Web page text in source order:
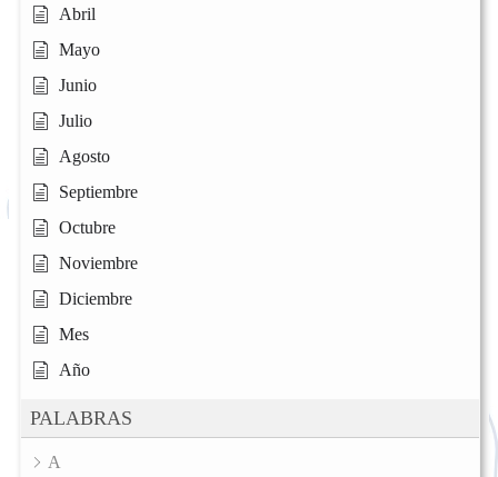
Abril
Mayo
Junio
Julio
Agosto
Septiembre
Octubre
Noviembre
Diciembre
Mes
Año
PALABRAS
A